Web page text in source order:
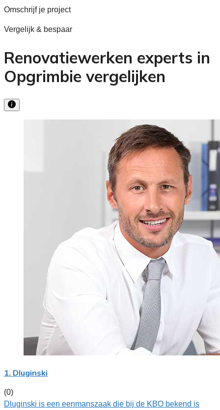
Omschrijf je project
Vergelijk & bespaar
Renovatiewerken experts in
Opgrimbie vergelijken
1. Dluginski
(0)
Dluginski is een eenmanszaak die bij de KBO bekend is